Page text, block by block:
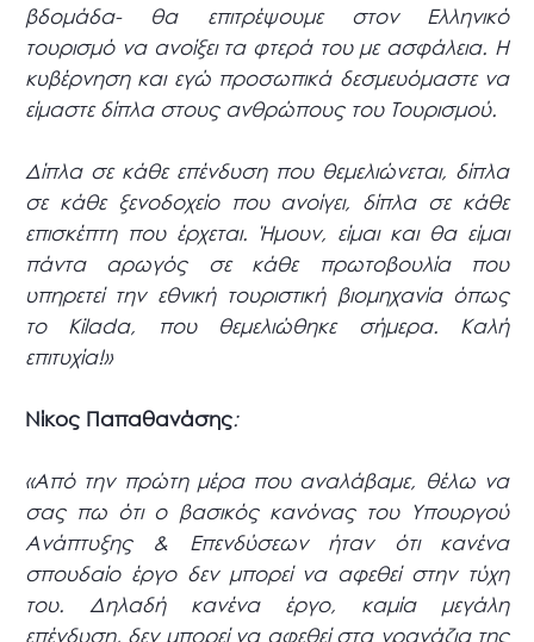
βδομάδα- θα επιτρέψουμε στον Ελληνικό
τουρισμό να ανοίξει τα φτερά του με ασφάλεια. Η
κυβέρνηση και εγώ προσωπικά δεσμευόμαστε να
είμαστε δίπλα στους ανθρώπους του Τουρισμού.
Δίπλα σε κάθε επένδυση που θεμελιώνεται, δίπλα
σε κάθε ξενοδοχείο που ανοίγει, δίπλα σε κάθε
επισκέπτη που έρχεται. Ήμουν, είμαι και θα είμαι
πάντα αρωγός σε κάθε πρωτοβουλία που
υπηρετεί την εθνική τουριστική βιομηχανία όπως
το Kilada, που θεμελιώθηκε σήμερα. Καλή
επιτυχία!»
Νίκος Παπαθανάσης:
«Από την πρώτη μέρα που αναλάβαμε, θέλω να
σας πω ότι ο βασικός κανόνας του Υπουργού
Ανάπτυξης & Επενδύσεων ήταν ότι κανένα
σπουδαίο έργο δεν μπορεί να αφεθεί στην τύχη
του. Δηλαδή κανένα έργο, καμία μεγάλη
επένδυση, δεν μπορεί να αφεθεί στα γρανάζια της